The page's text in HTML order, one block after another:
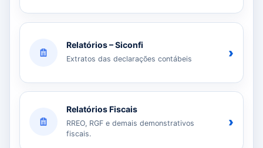
Relatórios – Siconfi
Extratos das declarações contábeis ›
Relatórios Fiscais
RREO, RGF e demais demonstrativos
fiscais.
›